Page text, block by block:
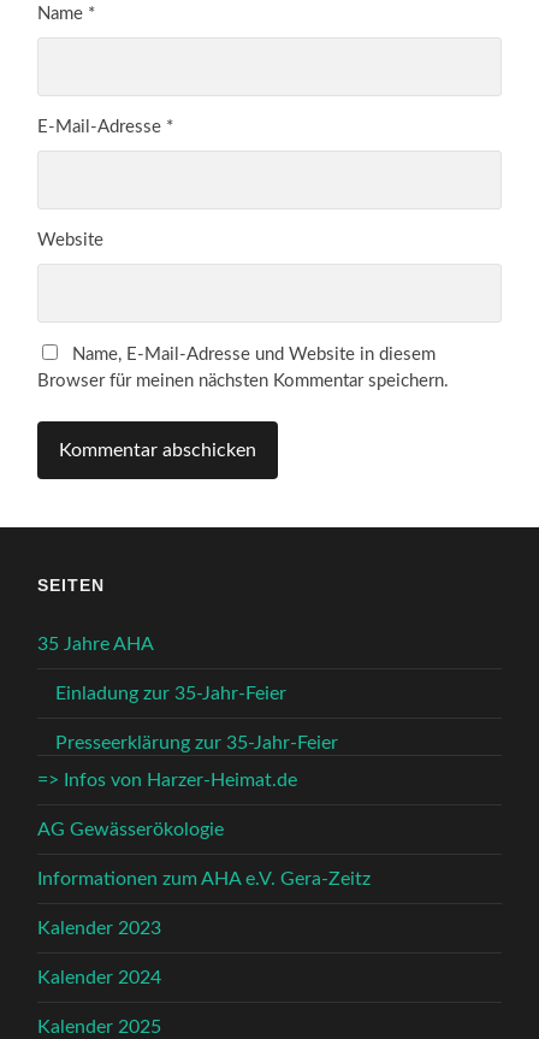
Name *
E-Mail-Adresse *
Website
Name, E-Mail-Adresse und Website in diesem
Browser für meinen nächsten Kommentar speichern.
SEITEN
35 Jahre AHA
Einladung zur 35-Jahr-Feier
Presseerklärung zur 35-Jahr-Feier
=> Infos von Harzer-Heimat.de
AG Gewässerökologie
Informationen zum AHA e.V. Gera-Zeitz
Kalender 2023
Kalender 2024
Kalender 2025